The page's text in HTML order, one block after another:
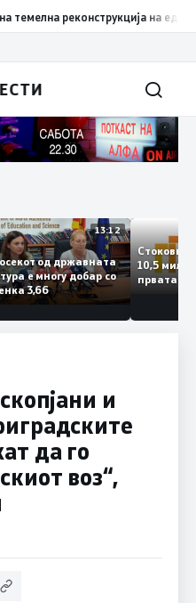
реконструкција на еден од
13:12
Просекот од државната
матура е многу добар со
оценка 3,66
10,5
и
да го
воз“,